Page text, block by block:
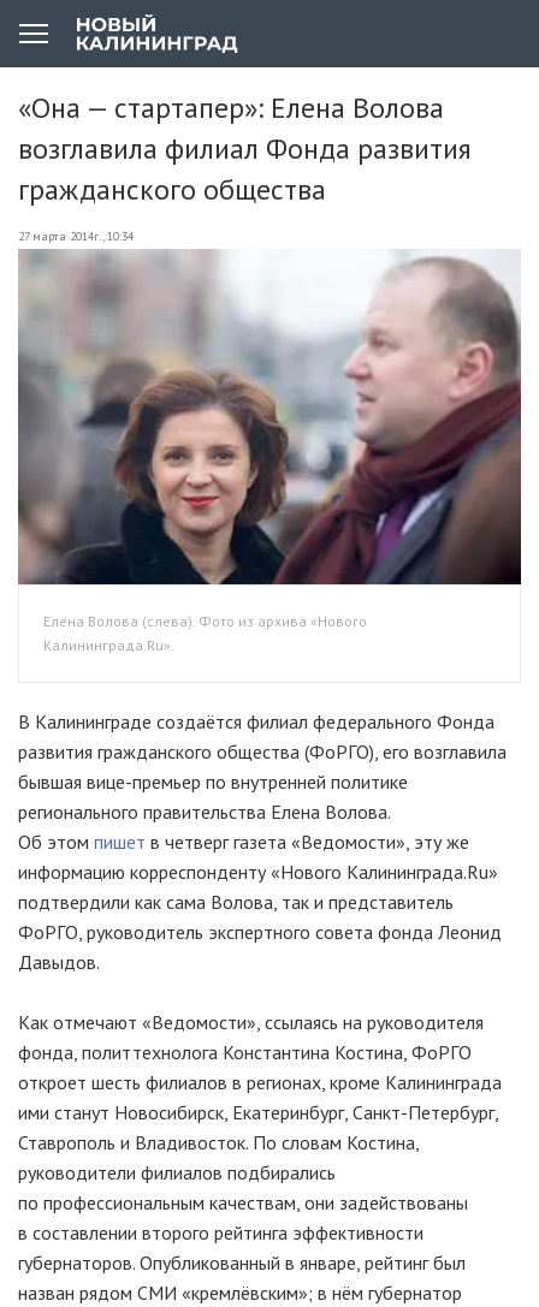
«Она — стартапер»: Елена Волова
возглавила филиал Фонда развития
гражданского общества
27 марта 2014г., 10:34
Елена Волова (слева). Фото из архива «Нового
Калининграда.Ru».
В Калининграде создаётся филиал федерального Фонда
развития гражданского общества (ФоРГО), его возглавила
бывшая вице-премьер по внутренней политике
регионального правительства Елена Волова.
Об этом пишет в четверг газета «Ведомости», эту же
информацию корреспонденту «Нового Калининграда.Ru»
подтвердили как сама Волова, так и представитель
ФоРГО, руководитель экспертного совета фонда Леонид
Давыдов.
Как отмечают «Ведомости», ссылаясь на руководителя
фонда, политтехнолога Константина Костина, ФоРГО
откроет шесть филиалов в регионах, кроме Калининграда
ими станут Новосибирск, Екатеринбург, Санкт-Петербург,
Ставрополь и Владивосток. По словам Костина,
руководители филиалов подбирались
по профессиональным качествам, они задействованы
в составлении второго рейтинга эффективности
губернаторов. Опубликованный в январе, рейтинг был
назван рядом СМИ «кремлёвским»; в нём губернатор